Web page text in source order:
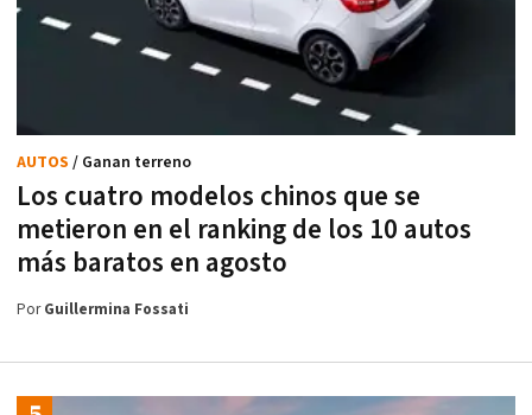
Los cuatro modelos chinos que se
metieron en el ranking de los 10 autos
más baratos en agosto
AUTOS / Ganan terreno
PorGuillermina Fossati